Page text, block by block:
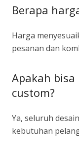
Berapa
Harga
pesanan dan
Apakah
custom?
Ya, seluruh
kebutuhan